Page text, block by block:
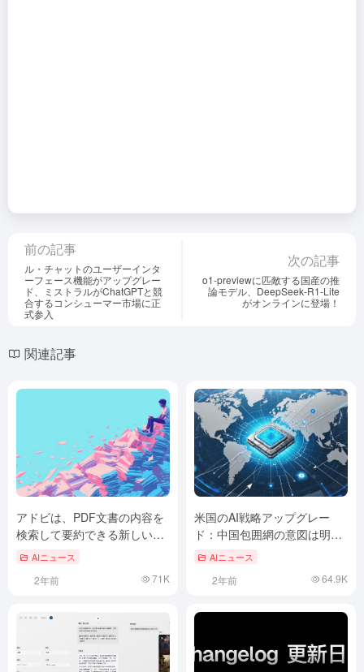
前の記事
ル・チャットのユーザーインタ
ーフェース機能がアップグレー
ド、ミストラルがChatGPTと競
合するコンシューマー市場に正
式参入
次の記事
o1-previewに匹敵する国産の推
論モデル、DeepSeek-R1-Lite
がオンラインに登場！
関連記事
アドビは、PDF文書の内容を
検索して要約できる新しいAI
アシスタント機能を発表し
AIニュース
2年前 71K
米国のAI戦略アップグレー
ド：中国包囲網の意図は明
白、国内代替は間近？
AIニュース
2年前 64.9K